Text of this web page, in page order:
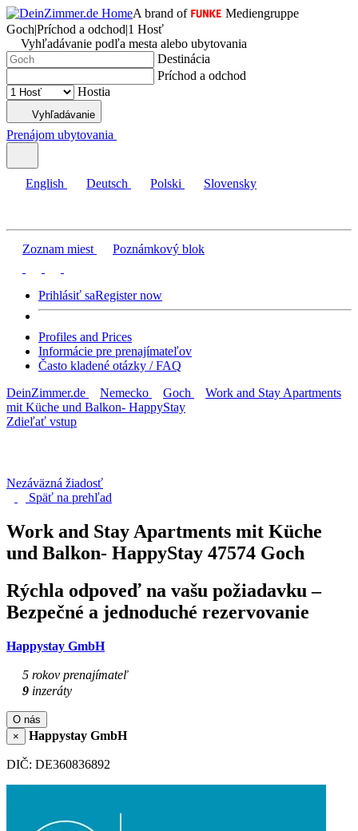
A brand of
Mediengruppe
Goch|Príchod a odchod|1 Hosť
Vyhľadávanie podľa mesta alebo ubytovania
Destinácia
Príchod a odchod
Hostia
Vyhľadávanie
Prenájom ubytovania
English Deutsch Polski Slovensky
Zoznam miest Poznámkový blok
Prihlásiť saRegister now
Profiles and Prices
Informácie pre prenajímateľov
Často kladené otázky / FAQ
DeinZimmer.de
Nemecko Goch
Work and Stay Apartments
mit Küche und Balkon- HappyStay
Zdieľať vstup
Nezáväzná žiadosť
Späť na prehľad
Work and Stay Apartments mit Küche
und Balkon- HappyStay 47574 Goch
Rýchla odpoveď na vašu požiadavku –
Bezpečné a jednoduché rezervovanie
Happystay GmbH
5 rokov prenajímateľ
9 inzeráty
O nás
×
Happystay GmbH
DIČ: DE360836892